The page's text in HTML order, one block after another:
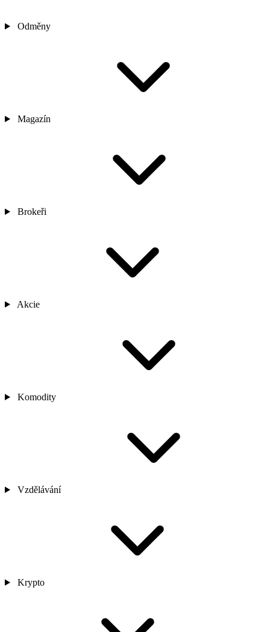
Odměny
Magazín
Brokeři
Akcie
Komodity
Vzdělávání
Krypto